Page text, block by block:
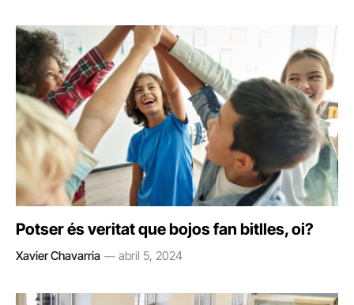
Potser és veritat que bojos fan bitlles, oi?
Xavier Chavarria abril 5, 2024